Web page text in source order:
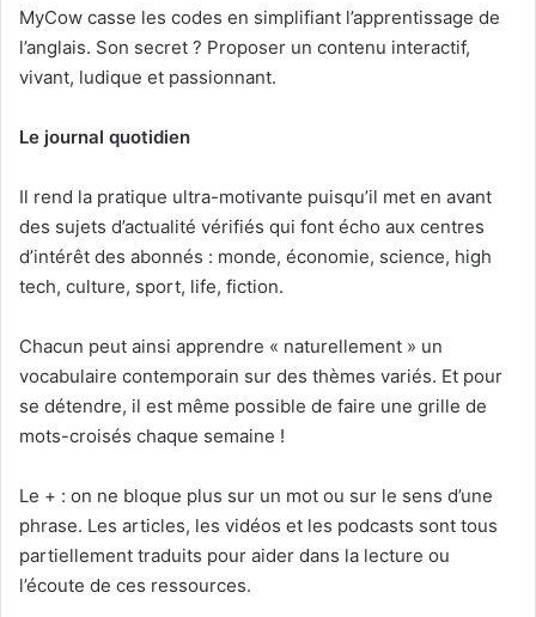
MyCow casse les codes en simplifiant l’apprentissage de
l’anglais. Son secret ? Proposer un contenu interactif,
vivant, ludique et passionnant.
Le journal quotidien
Il rend la pratique ultra-motivante puisqu’il met en avant
des sujets d’actualité vérifiés qui font écho aux centres
d’intérêt des abonnés : monde, économie, science, high
tech, culture, sport, life, fiction.
Chacun peut ainsi apprendre « naturellement » un
vocabulaire contemporain sur des thèmes variés. Et pour
se détendre, il est même possible de faire une grille de
mots-croisés chaque semaine !
Le + : on ne bloque plus sur un mot ou sur le sens d’une
phrase. Les articles, les vidéos et les podcasts sont tous
partiellement traduits pour aider dans la lecture ou
l’écoute de ces ressources.